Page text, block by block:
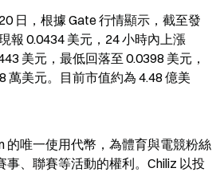
日，根據 Gate 行情顯示，截至發
報 0.0434 美元，24 小時內上漲
美元，最低回落至 0.0398 美元，
萬美元。目前市值約為 4.48 億美
的唯一使用代幣，為體育與電競粉絲
事、聯賽等活動的權利。Chiliz 以投